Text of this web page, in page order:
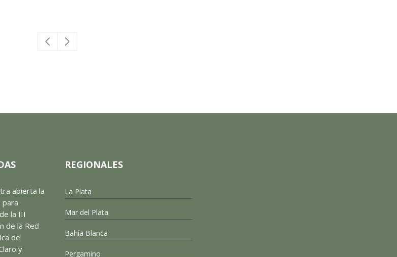
abierta la
para
la III
de la Red
de
y
REGIONALES
La Plata
Mar del Plata
Bahía Blanca
Pergamino